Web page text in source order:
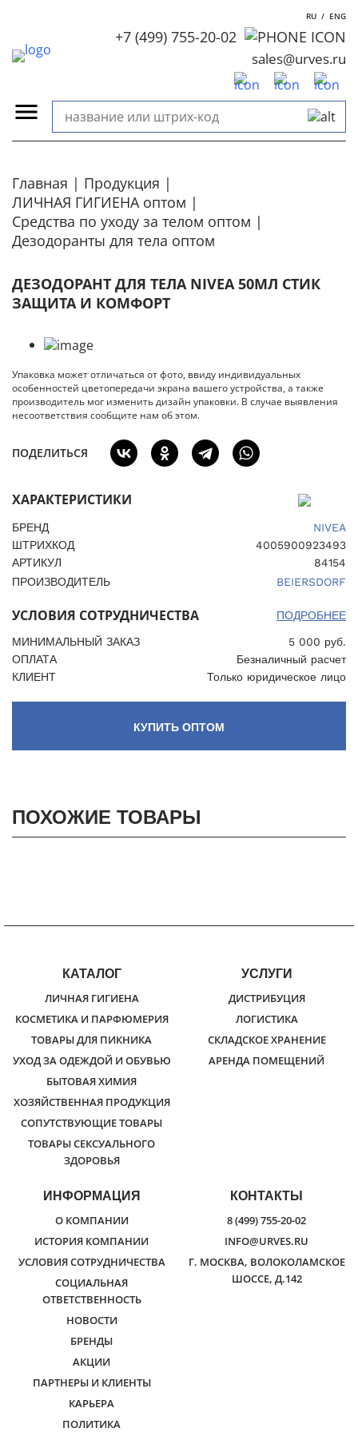
RU / ENG
+7 (499) 755-20-02
sales@urves.ru
Главная
Продукция
ЛИЧНАЯ ГИГИЕНА оптом
Средства по уходу за телом оптом
Дезодоранты для тела оптом
ДЕЗОДОРАНТ ДЛЯ ТЕЛА NIVEA 50МЛ СТИК
ЗАЩИТА И КОМФОРТ
Упаковка может отличаться от фото, ввиду индивидуальных
особенностей цветопередачи экрана вашего устройства, а также
производитель мог изменить дизайн упаковки. В случае выявления
несоответствия сообщите нам об этом.
ПОДЕЛИТЬСЯ
ХАРАКТЕРИСТИКИ
БРЕНД
NIVEA
ШТРИХКОД
4005900923493
АРТИКУЛ
84154
ПРОИЗВОДИТЕЛЬ
BEIERSDORF
УСЛОВИЯ СОТРУДНИЧЕСТВА ПОДРОБНЕЕ
МИНИМАЛЬНЫЙ ЗАКАЗ
5 000 руб.
ОПЛАТА
Безналичный расчет
КЛИЕНТ
Только юридическое лицо
КУПИТЬ ОПТОМ
ПОХОЖИЕ ТОВАРЫ
КАТАЛОГ
ЛИЧНАЯ ГИГИЕНА
КОСМЕТИКА И ПАРФЮМЕРИЯ
ТОВАРЫ ДЛЯ ПИКНИКА
УХОД ЗА ОДЕЖДОЙ И ОБУВЬЮ
БЫТОВАЯ ХИМИЯ
ХОЗЯЙСТВЕННАЯ ПРОДУКЦИЯ
СОПУТСТВУЮЩИЕ ТОВАРЫ
ТОВАРЫ СЕКСУАЛЬНОГО
ЗДОРОВЬЯ
УСЛУГИ
ДИСТРИБУЦИЯ
ЛОГИСТИКА
СКЛАДСКОЕ ХРАНЕНИЕ
АРЕНДА ПОМЕЩЕНИЙ
ИНФОРМАЦИЯ
О КОМПАНИИ
ИСТОРИЯ КОМПАНИИ
УСЛОВИЯ СОТРУДНИЧЕСТВА
СОЦИАЛЬНАЯ
ОТВЕТСТВЕННОСТЬ
НОВОСТИ
БРЕНДЫ
АКЦИИ
ПАРТНЕРЫ И КЛИЕНТЫ
КАРЬЕРА
ПОЛИТИКА
КОНТАКТЫ
8 (499) 755-20-02
INFO@URVES.RU
Г. МОСКВА, ВОЛОКОЛАМСКОЕ
ШОССЕ, Д.142